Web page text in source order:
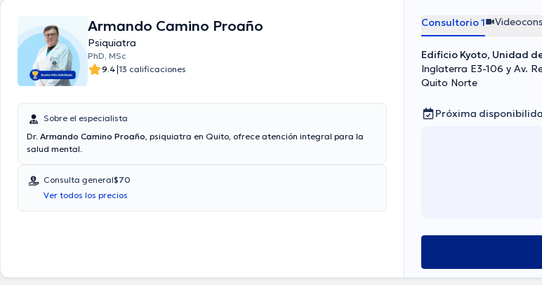
Armando Camino Proaño
Psiquiatra
PhD, MSc
9.4|13 calificaciones
Sobre el especialista
Dr. Armando Camino Proaño, psiquiatra en Quito, ofrece atención integral para la
salud mental.
Consulta general$70
Ver todos los precios
Consultorio 1
Edificio Kyoto, Unidad
Inglaterra E3-106 y Av.
Quito Norte
Próxima